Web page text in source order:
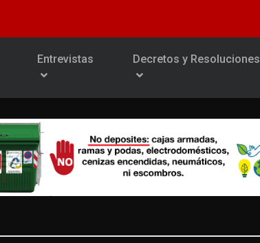
Entrevistas Decretos y Resoluciones